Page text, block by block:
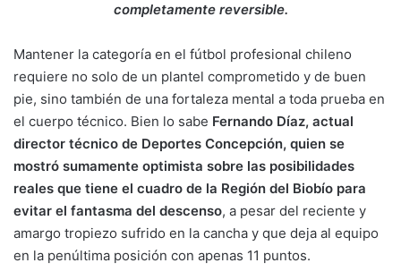
completamente reversible.
Mantener la categoría en el fútbol profesional chileno
requiere no solo de un plantel comprometido y de buen
pie, sino también de una fortaleza mental a toda prueba en
el cuerpo técnico. Bien lo sabe Fernando Díaz, actual
director técnico de Deportes Concepción, quien se
mostró sumamente optimista sobre las posibilidades
reales que tiene el cuadro de la Región del Biobío para
evitar el fantasma del descenso, a pesar del reciente y
amargo tropiezo sufrido en la cancha y que deja al equipo
en la penúltima posición con apenas 11 puntos.